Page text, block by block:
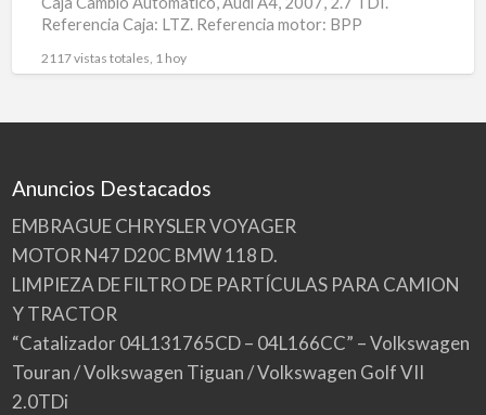
Referencia Caja: LTZ. Referencia motor: BPP
2117 vistas totales, 1 hoy
Anuncios Destacados
EMBRAGUE CHRYSLER VOYAGER
MOTOR N47 D20C BMW 118 D.
LIMPIEZA DE FILTRO DE PARTÍCULAS PARA CAMION
Y TRACTOR
“Catalizador 04L131765CD – 04L166CC” – Volkswagen
Touran / Volkswagen Tiguan / Volkswagen Golf VII
2.0TDi